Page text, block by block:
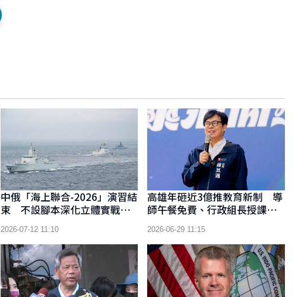
中俄「海上聯合-2026」演習結
束 不設腳本深化立體實戰協
同能力
2026-07-12 11:10
高雄年砸近3億推教育新制 導
師午餐免費、行政組長授課節
數調降 導師午餐免費、行政
組長授課節數調降
2026-06-29 11:15